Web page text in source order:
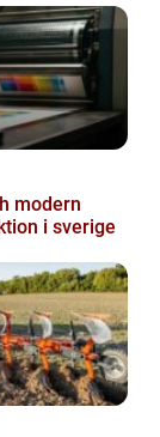
modern
i sverige